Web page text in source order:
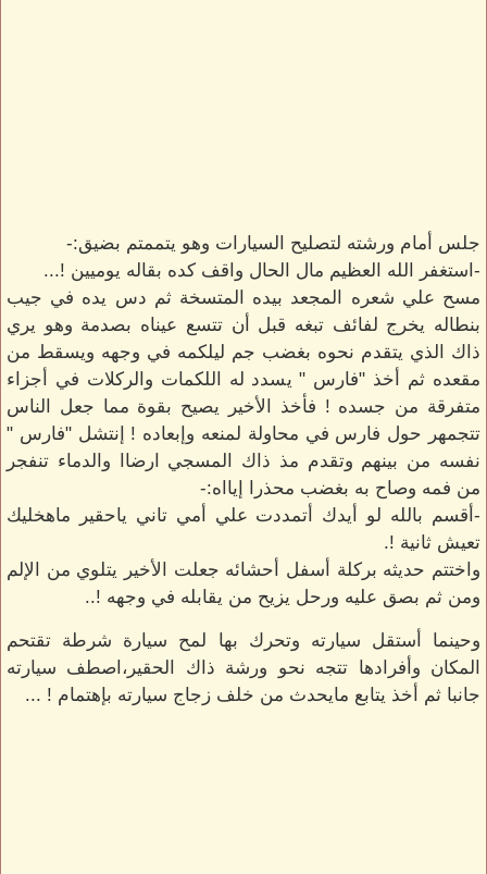
جلس أمام ورشته لتصليح السيارات وهو يتممتم بضيق:-
-استغفر الله العظيم مال الحال واقف كده بقاله يوميين !...
مسح علي شعره المجعد بيده المتسخة ثم دس يده في جيب
بنطاله يخرج لفائف تبغه قبل أن تتسع عيناه بصدمة وهو يري
ذاك الذي يتقدم نحوه بغضب جم ليلكمه في وجهه ويسقط من
مقعده ثم أخذ "فارس " يسدد له اللكمات والركلات في أجزاء
متفرقة من جسده ! فأخذ الأخير يصيح بقوة مما جعل الناس
تتجمهر حول فارس في محاولة لمنعه وإبعاده ! إنتشل "فارس "
نفسه من بينهم وتقدم مذ ذاك المسجي ارضاا والدماء تنفجر
من فمه وصاح به بغضب محذرا إيااه:-
-أقسم بالله لو أيدك أتمددت علي أمي تاني ياحقير ماهخليك
تعيش ثانية !.
واختتم حديثه بركلة أسفل أحشائه جعلت الأخير يتلوي من الإلم
ومن ثم بصق عليه ورحل يزيح من يقابله في وجهه !..
وحينما أستقل سيارته وتحرك بها لمح سيارة شرطة تقتحم
المكان وأفرادها تتجه نحو ورشة ذاك الحقير،اصطف سيارته
جانبا ثم أخذ يتابع مايحدث من خلف زجاج سيارته بإهتمام ! ...